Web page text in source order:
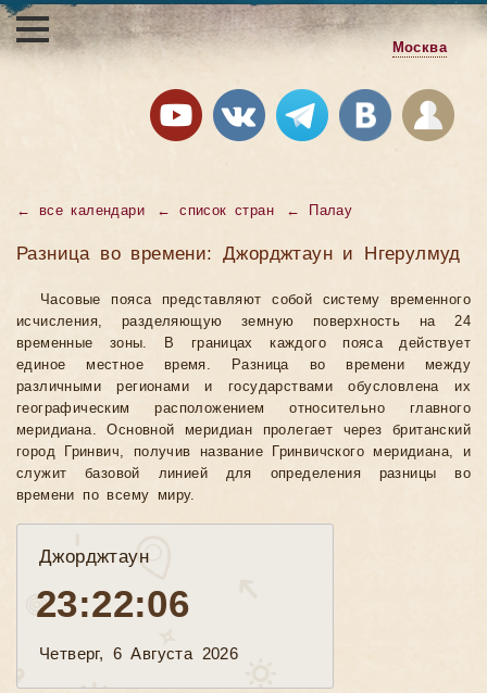
Москва
← все календари ←список стран ← Палау
Разница во времени: Джорджтаун и Нгерулмуд
Часовые пояса представляют собой систему временного
исчисления, разделяющую земную поверхность на 24
временные зоны. В границах каждого пояса действует
единое местное время. Разница во времени между
различными регионами и государствами обусловлена их
географическим расположением относительно главного
меридиана. Основной меридиан пролегает через британский
город Гринвич, получив название Гринвичского меридиана, и
служит базовой линией для определения разницы во
времени по всему миру.
Джорджтаун
23:22:07
Четверг, 6 Августа 2026